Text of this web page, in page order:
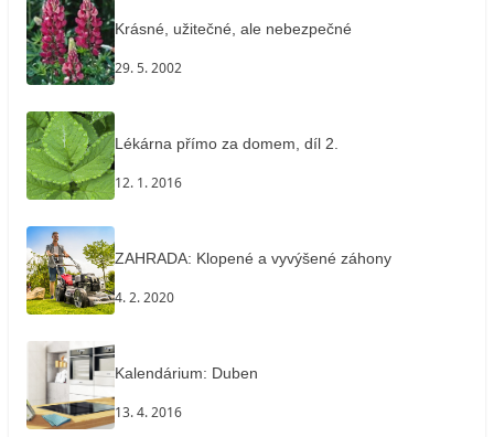
Krásné, užitečné, ale nebezpečné
29. 5. 2002
Lékárna přímo za domem, díl 2.
12. 1. 2016
ZAHRADA: Klopené a vyvýšené záhony
4. 2. 2020
Kalendárium: Duben
13. 4. 2016